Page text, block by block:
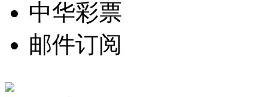
中华彩票
邮件订阅